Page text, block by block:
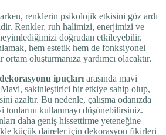
renklerin psikolojik etkisini göz ardı
Renkler, ruh halimizi, enerjimizi ve
doğrudan etkileyebilir.
hem estetik hem de fonksiyonel
oluşturmanıza yardımcı olacaktır.
ipuçları arasında mavi
Mavi, sakinleştirici bir etkiye sahip olup,
azaltır. Bu nedenle, çalışma odanızda
tonlarını kullanmayı düşünebilirsiniz.
daha geniş hissettirme yeteneğine
küçük daireler için dekorasyon fikirleri